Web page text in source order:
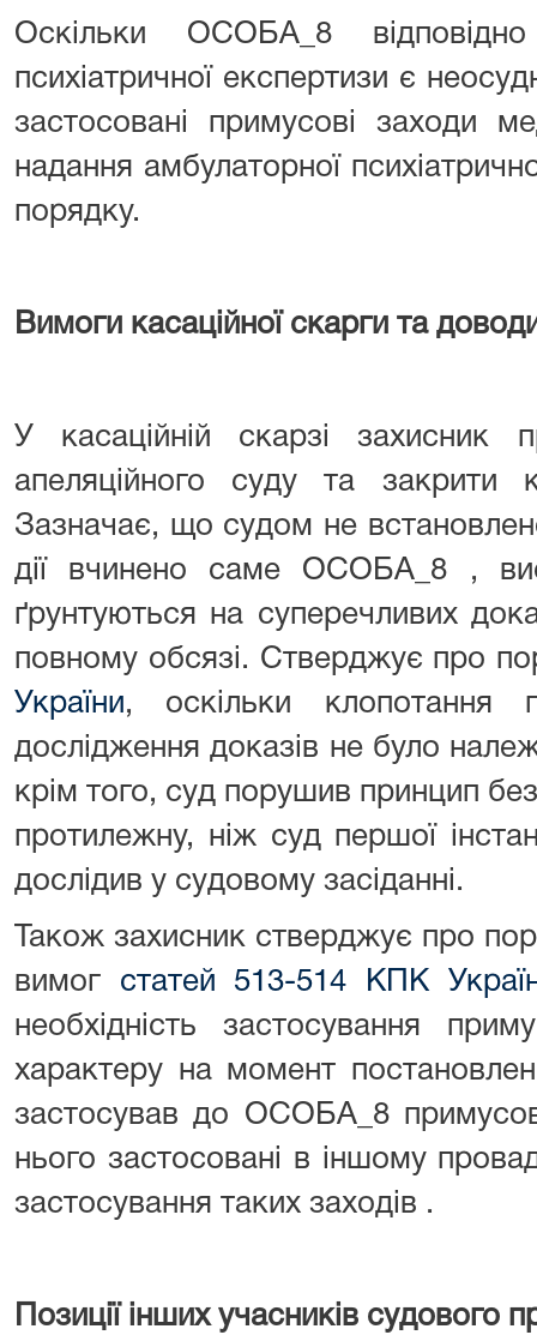
Оскільки ОСОБА_8
психіатричної експертизи є
застосовані примусові заходи
надання амбулаторної
порядку.
Вимоги касаційної скарги та
У касаційній скарзі захисник
апеляційного суду та закрити
Зазначає, що судом не
дії вчинено саме ОСОБА_8 ,
ґрунтуються на суперечливих
повному обсязі. Стверджує про
України, оскільки клопотання
дослідження доказів не було
крім того, суд порушив принцип
протилежну, ніж суд першої
дослідив у судовому засіданні.
Також захисник стверджує про
вимог статей 513-514 КПК
необхідність застосування
характеру на момент
застосував до ОСОБА_8
нього застосовані в іншому
застосування таких заходів .
Позиції інших учасників судового